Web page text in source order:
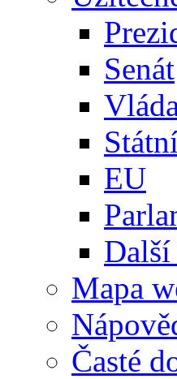
Senát
Vláda
EU
Další
Mapa
Časté